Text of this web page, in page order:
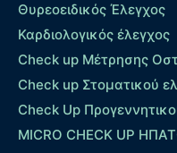
Θυρεοειδικός Έλεγχος
Καρδιολογικός έλεγχος
Check up Mέτρησης
Check up Στοματικού
Check Up
MICRO CHECK UP